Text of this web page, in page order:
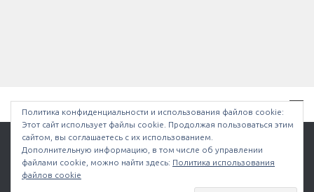
Bullethell.ru © 2026. Все права защищены.
Политика конфиденциальности и использования файлов сookie:
Этот сайт использует файлы cookie. Продолжая пользоваться этим
сайтом, вы соглашаетесь с их использованием.
Дополнительную информацию, в том числе об управлении
файлами cookie, можно найти здесь: Политика использования
файлов cookie